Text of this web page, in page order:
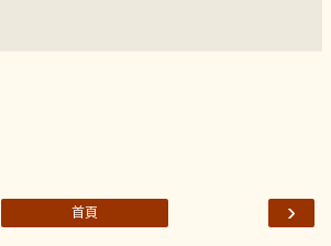
›
首頁